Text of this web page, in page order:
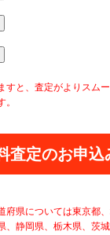
と、査定がよりスムー
県については東京都、
、静岡県、栃木県、茨